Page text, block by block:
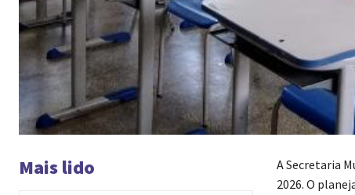
Mais lido
A Secretaria
2026. O